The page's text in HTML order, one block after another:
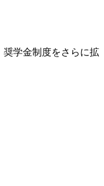
奨学金制度をさらに拡